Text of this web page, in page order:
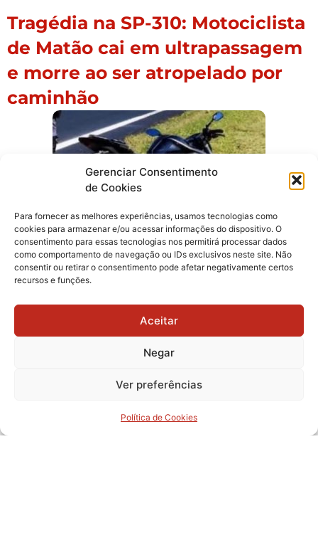
Gerenciar Consentimento
de Cookies
Para fornecer as melhores experiências, usamos tecnologias como
cookies para armazenar e/ou acessar informações do dispositivo. O
consentimento para essas tecnologias nos permitirá processar dados
como comportamento de navegação ou IDs exclusivos neste site. Não
consentir ou retirar o consentimento pode afetar negativamente certos
recursos e funções.
Aceitar
Negar
Ver preferências
Política de Cookies
Tragédia na SP-310: Motociclista
de Matão cai em ultrapassagem
e morre ao ser atropelado por
caminhão
GCM de Matão apoia e devolve
cidadão com Alzheimer à família